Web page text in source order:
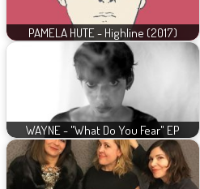
PAMELA HUTE - Highline (2017)
WAYNE - "What Do You Fear" EP